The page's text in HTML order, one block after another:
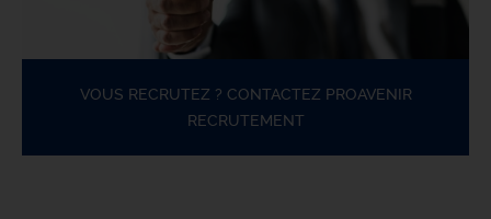
VOUS RECRUTEZ ? CONTACTEZ PROAVENIR
RECRUTEMENT